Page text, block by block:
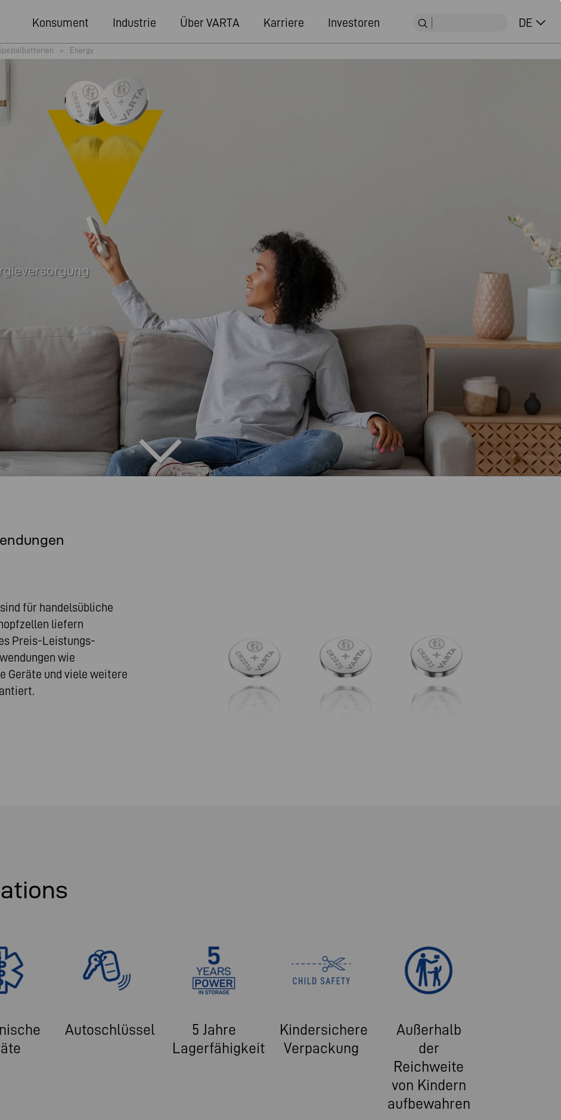
Konsument Industrie Über VARTA Karriere Investoren DE
> Energy
für handelsübliche
liefern
Preis-Leistungs-
wie
Geräte und viele weitere
Autoschlüssel
5 Jahre
Lagerfähigkeit
Kindersichere
Verpackung
Außerhalb
der
Reichweite
von Kindern
aufbewahren